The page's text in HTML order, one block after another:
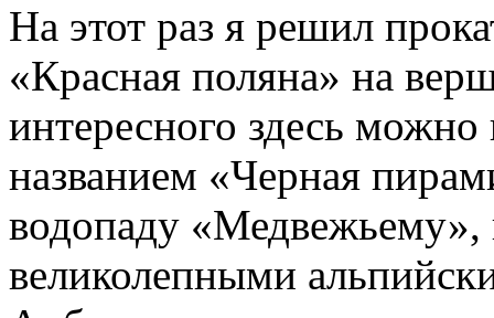
На этот раз я решил
«Красная поляна» на
интересного здесь
названием «Черная
водопаду «Медвежьему»,
великолепными